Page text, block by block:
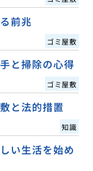
前兆
ゴミ屋敷
と掃除の心得
ゴミ屋敷
と法的措置
知識
い生活を始め